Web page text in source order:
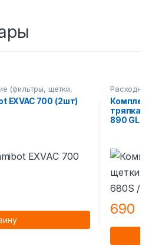
(фильтры, щетки,
EXVAC 700 (2шт)
тряпки)
тряпка
890
690 ₽